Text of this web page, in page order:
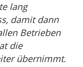
lang
damit dann
Betrieben
die
übernimmt.